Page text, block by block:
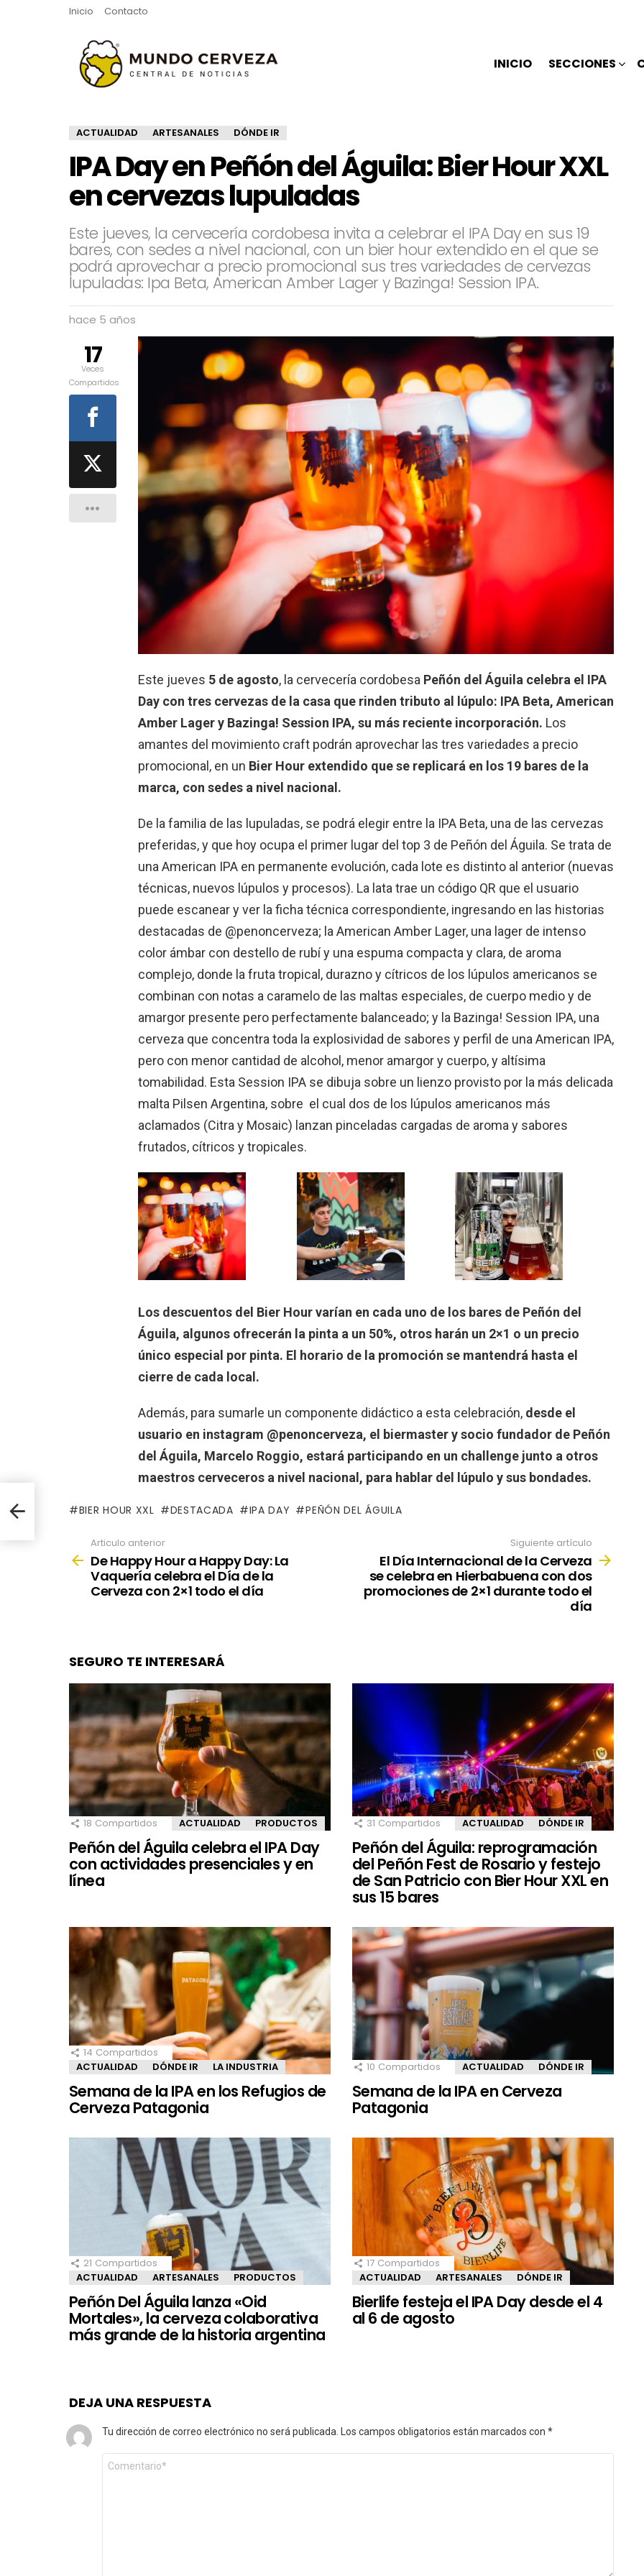
Inicio Contacto
INICIO SECCIONES
ACTUALIDAD ARTESANALES DÓNDE IR
IPA Day en Peñón del Águila: Bier Hour XXL
en cervezas lupuladas
Este jueves, la cervecería cordobesa invita a celebrar el IPA Day en sus 19
bares, con sedes a nivel nacional, con un bier hour extendido en el que se
podrá aprovechar a precio promocional sus tres variedades de cervezas
lupuladas: Ipa Beta, American Amber Lager y Bazinga! Session IPA.
hace 5 años
Este jueves 5 de agosto, la cervecería cordobesa Peñón del Águila celebra el IPA
Day con tres cervezas de la casa que rinden tributo al lúpulo: IPA Beta, American
Amber Lager y Bazinga! Session IPA, su más reciente incorporación. Los
amantes del movimiento craft podrán aprovechar las tres variedades a precio
promocional, en un Bier Hour extendido que se replicará en los 19 bares de la
marca, con sedes a nivel nacional.
De la familia de las lupuladas, se podrá elegir entre la IPA Beta, una de las cervezas
preferidas, y que hoy ocupa el primer lugar del top 3 de Peñón del Águila. Se trata de
una American IPA en permanente evolución, cada lote es distinto al anterior (nuevas
técnicas, nuevos lúpulos y procesos). La lata trae un código QR que el usuario
puede escanear y ver la ficha técnica correspondiente, ingresando en las historias
destacadas de @penoncerveza; la American Amber Lager, una lager de intenso
color ámbar con destello de rubí y una espuma compacta y clara, de aroma
complejo, donde la fruta tropical, durazno y cítricos de los lúpulos americanos se
combinan con notas a caramelo de las maltas especiales, de cuerpo medio y de
amargor presente pero perfectamente balanceado; y la Bazinga! Session IPA, una
cerveza que concentra toda la explosividad de sabores y perfil de una American IPA,
pero con menor cantidad de alcohol, menor amargor y cuerpo, y altísima
tomabilidad. Esta Session IPA se dibuja sobre un lienzo provisto por la más delicada
malta Pilsen Argentina, sobre el cual dos de los lúpulos americanos más
aclamados (Citra y Mosaic) lanzan pinceladas cargadas de aroma y sabores
frutados, cítricos y tropicales.
Los descuentos del Bier Hour varían en cada uno de los bares de Peñón del
Águila, algunos ofrecerán la pinta a un 50%, otros harán un 2×1 o un precio
único especial por pinta. El horario de la promoción se mantendrá hasta el
cierre de cada local.
Además, para sumarle un componente didáctico a esta celebración, desde el
usuario en instagram @penoncerveza, el biermaster y socio fundador de Peñón
del Águila, Marcelo Roggio, estará participando en un challenge junto a otros
maestros cerveceros a nivel nacional, para hablar del lúpulo y sus bondades.
17
Veces
Compartidos
BIER HOUR XXL DESTACADA IPA DAY PEÑÓN DEL ÁGUILA
more
Articulo anterior
De Happy Hour a Happy Day: La
Vaquería celebra el Día de la
Cerveza con 2×1 todo el día
Siguiente artículo
El Día Internacional de la Cerveza
se celebra en Hierbabuena con dos
promociones de 2×1 durante todo el
día
SEGURO TE INTERESARÁ
18 Compartidos ACTUALIDAD PRODUCTOS
Peñón del Águila celebra el IPA Day
con actividades presenciales y en
línea
31 Compartidos ACTUALIDAD DÓNDE IR
Peñón del Águila: reprogramación
del Peñón Fest de Rosario y festejo
de San Patricio con Bier Hour XXL en
sus 15 bares
14 Compartidos
ACTUALIDAD
DÓNDE IR LA INDUSTRIA
Semana de la IPA en los Refugios de
Cerveza Patagonia
10 Compartidos ACTUALIDAD DÓNDE IR
Semana de la IPA en Cerveza
Patagonia
21 Compartidos
ACTUALIDAD
ARTESANALES PRODUCTOS
Peñón Del Águila lanza «Oid
Mortales», la cerveza colaborativa
más grande de la historia argentina
17 Compartidos
ACTUALIDAD
ARTESANALES DÓNDE IR
Bierlife festeja el IPA Day desde el 4
al 6 de agosto
DEJA UNA RESPUESTA
Tu dirección de correo electrónico no será publicada. Los campos obligatorios están marcados con *
Comentario